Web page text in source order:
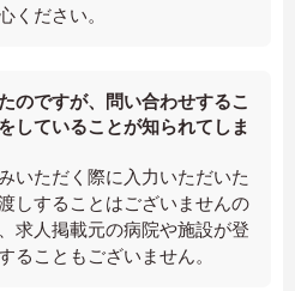
ください。
のですが、問い合わせするこ
していることが知られてしま
いただく際に入力いただいた
しすることはございませんの
求人掲載元の病院や施設が登
ることもございません。